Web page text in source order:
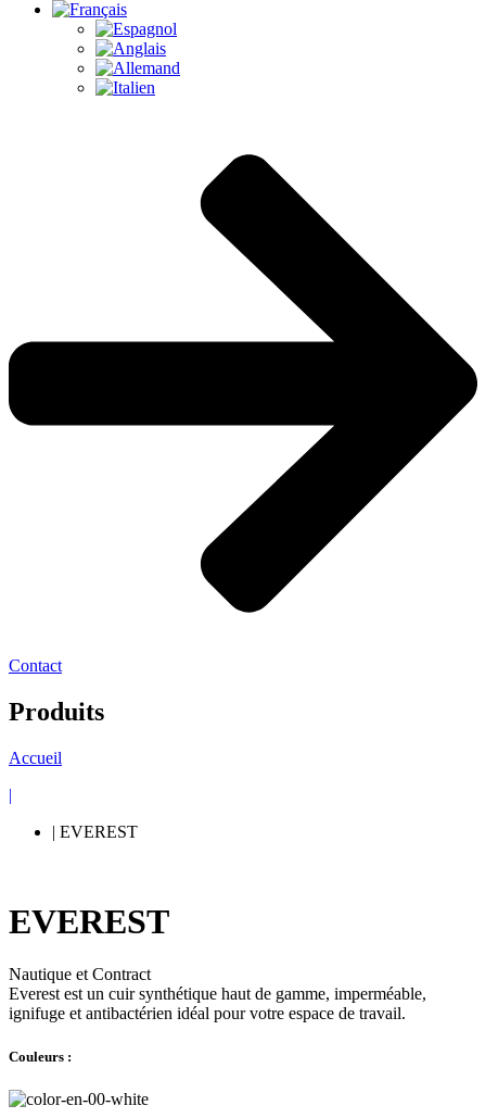
Contact
Produits
Accueil
|
| EVEREST
EVEREST
Nautique et Contract
Everest est un cuir synthétique haut de gamme, imperméable,
ignifuge et antibactérien idéal pour votre espace de travail.
Couleurs :